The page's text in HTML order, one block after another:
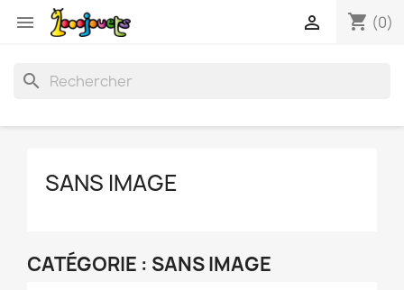
 shopping_cart (0)

search
SANS IMAGE
CATÉGORIE : SANS IMAGE